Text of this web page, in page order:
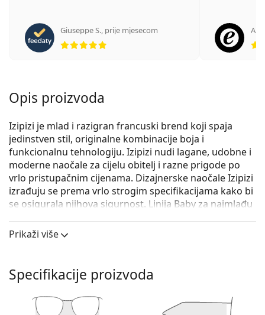
Giuseppe S., prije mjesecom
ocjena 5 od 5
Opis proizvoda
Izipizi je mlad i razigran francuski brend koji spaja
jedinstven stil, originalne kombinacije boja i
funkcionalnu tehnologiju. Izipizi nudi lagane, udobne i
moderne naočale za cijelu obitelj i razne prigode po
vrlo pristupačnim cijenama. Dizajnerske naočale Izipizi
izrađuju se prema vrlo strogim specifikacijama kako bi
se osigurala njihova sigurnost. Linija Baby za najmlađu
određivanje prave veličine naočala uvijek
Izipizi Sun #D Blue Tortoisesu unisex sunčane naočale.
Iskoristite značajku virtualnog isprobavanja i
pogledajte kako izgledate sa sunčanim naočalama.
Prikaži više
Specifikacije proizvoda